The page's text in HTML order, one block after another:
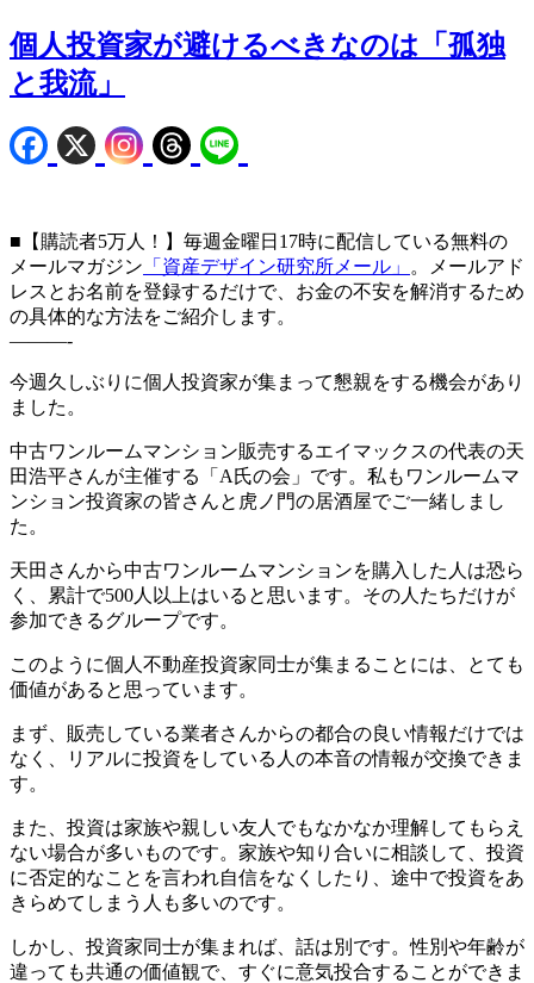
個人投資家が避けるべきなのは「孤独
と我流」
■【購読者5万人！】毎週金曜日17時に配信している無料の
メールマガジン 「資産デザイン研究所メール」
。メールアド
レスとお名前を登録するだけで、お金の不安を解消するため
の具体的な方法をご紹介します。
———-
今週久しぶりに個人投資家が集まって懇親をする機会があり
ました。
中古ワンルームマンション販売するエイマックスの代表の天
田浩平さんが主催する「A氏の会」です。私もワンルームマ
ンション投資家の皆さんと虎ノ門の居酒屋でご一緒しまし
た。
天田さんから中古ワンルームマンションを購入した人は恐ら
く、累計で500人以上はいると思います。その人たちだけが
参加できるグループです。
このように個人不動産投資家同士が集まることには、とても
価値があると思っています。
まず、販売している業者さんからの都合の良い情報だけでは
なく、リアルに投資をしている人の本音の情報が交換できま
す。
また、投資は家族や親しい友人でもなかなか理解してもらえ
ない場合が多いものです。家族や知り合いに相談して、投資
に否定的なことを言われ自信をなくしたり、途中で投資をあ
きらめてしまう人も多いのです。
しかし、投資家同士が集まれば、話は別です。性別や年齢が
違っても共通の価値観で、すぐに意気投合することができま